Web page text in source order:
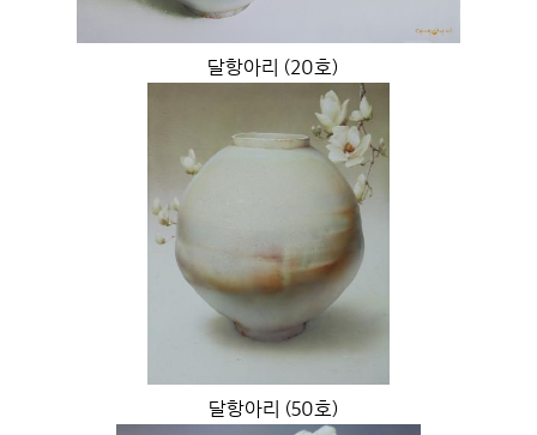
달항아리 (20호)
달항아리 (50호)